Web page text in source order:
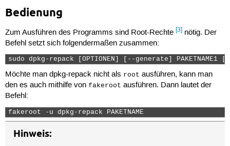
Bedienung
Zum Ausführen des Programms sind Root-Rechte [3]nötig. Der
Befehl setzt sich folgendermaßen zusammen:
sudo dpkg-repack [OPTIONEN] [--generate] PAKETNAME1
Möchte man dpkg-repack nicht als root ausführen, kann man
den es auch mithilfe von fakeroot ausführen. Dann lautet der
Befehl:
fakeroot -u dpkg-repack PAKETNAME
Hinweis: